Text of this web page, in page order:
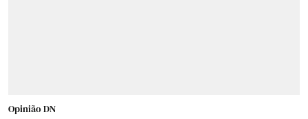
Opinião DN